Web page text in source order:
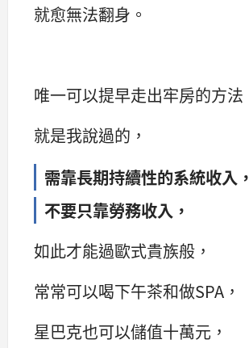
就愈無法翻身。
唯一可以提早走出牢房的方法
就是我說過的，
需靠長期持續性的系統收入，
不要只靠勞務收入，
如此才能過歐式貴族般，
常常可以喝下午茶和做SPA，
星巴克也可以儲值十萬元，